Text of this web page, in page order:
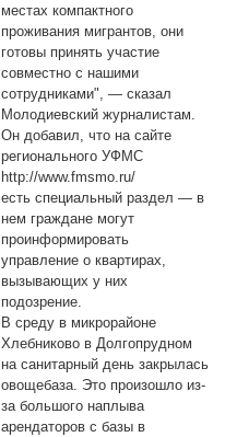
местах компактного
проживания мигрантов, они
готовы принять участие
совместно с нашими
сотрудниками", — сказал
Молодиевский журналистам.
Он добавил, что на сайте
регионального УФМС
http://www.fmsmo.ru/
есть специальный раздел — в
нем граждане могут
проинформировать
управление о квартирах,
вызывающих у них
подозрение.
В среду в микрорайоне
Хлебниково в Долгопрудном
на санитарный день закрылась
овощебаза. Это произошло из-
за большого наплыва
арендаторов с базы в